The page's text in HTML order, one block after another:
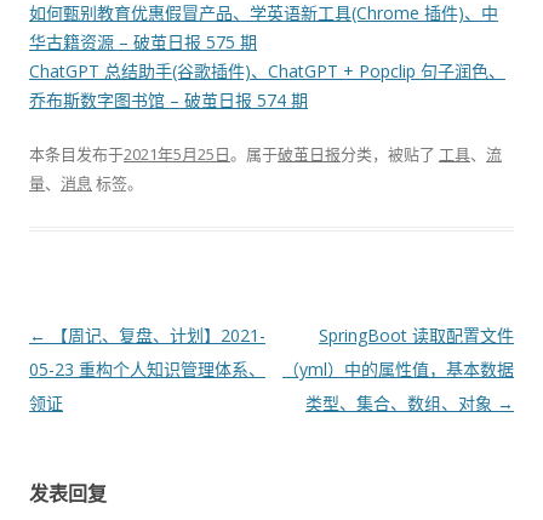
如何甄别教育优惠假冒产品、学英语新工具(Chrome 插件)、中
华古籍资源 – 破茧日报 575 期
ChatGPT 总结助手(谷歌插件)、ChatGPT + Popclip 句子润色、
乔布斯数字图书馆 – 破茧日报 574 期
本条目发布于2021年5月25日。属于破茧日报分类，被贴了 工具、 流
量、 消息 标签。
文
章
导
←
【周记、复盘、计划】2021-
05-23 重构个人知识管理体系、
领证
SpringBoot 读取配置文件
（yml）中的属性值，基本数据
类型、集合、数组、对象 →
发表回复